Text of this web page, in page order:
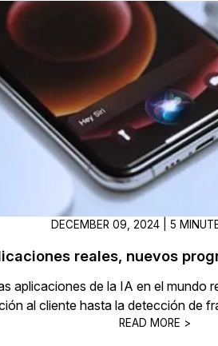
DECEMBER 09, 2024 | 5
reales, nuevos
aplicaciones de la IA en el mundo
al cliente hasta la detección de
READ MORE >